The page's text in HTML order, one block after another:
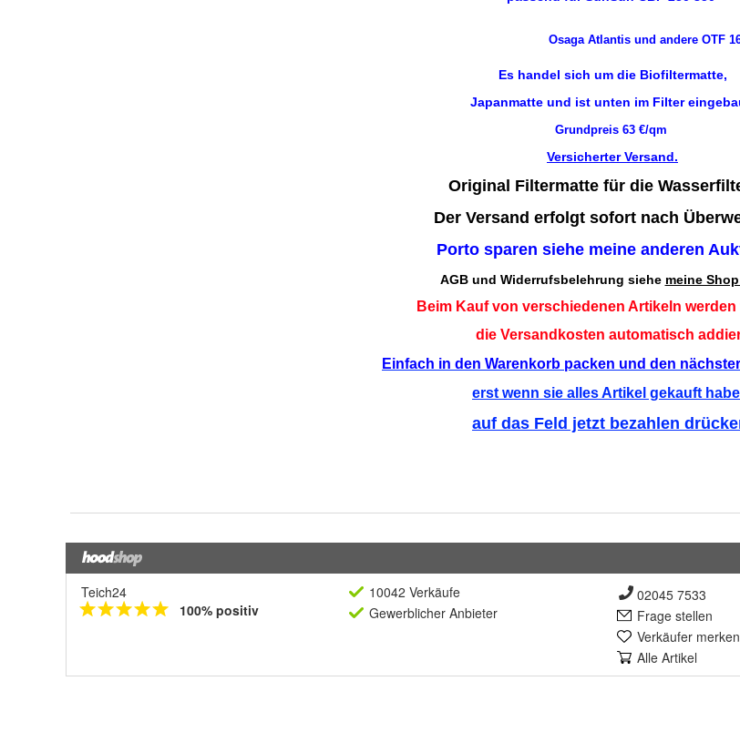
Teich24
100% positiv
10042 Verkäufe
Gewerblicher Anbieter
02045 7533
Frage stellen
Verkäufer merken
Alle Artikel